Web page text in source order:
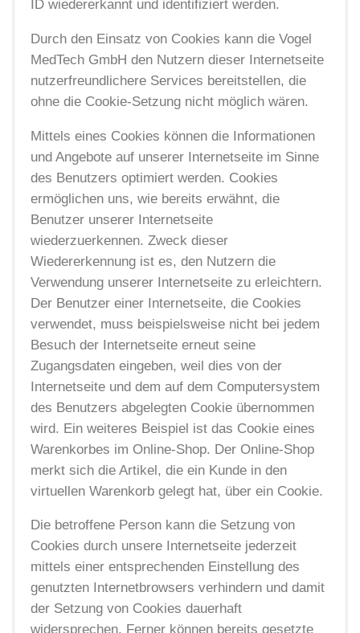
ID wiedererkannt und identifiziert werden.
Durch den Einsatz von Cookies kann die Vogel
MedTech GmbH den Nutzern dieser Internetseite
nutzerfreundlichere Services bereitstellen, die
ohne die Cookie-Setzung nicht möglich wären.
Mittels eines Cookies können die Informationen
und Angebote auf unserer Internetseite im Sinne
des Benutzers optimiert werden. Cookies
ermöglichen uns, wie bereits erwähnt, die
Benutzer unserer Internetseite
wiederzuerkennen. Zweck dieser
Wiedererkennung ist es, den Nutzern die
Verwendung unserer Internetseite zu erleichtern.
Der Benutzer einer Internetseite, die Cookies
verwendet, muss beispielsweise nicht bei jedem
Besuch der Internetseite erneut seine
Zugangsdaten eingeben, weil dies von der
Internetseite und dem auf dem Computersystem
des Benutzers abgelegten Cookie übernommen
wird. Ein weiteres Beispiel ist das Cookie eines
Warenkorbes im Online-Shop. Der Online-Shop
merkt sich die Artikel, die ein Kunde in den
virtuellen Warenkorb gelegt hat, über ein Cookie.
Die betroffene Person kann die Setzung von
Cookies durch unsere Internetseite jederzeit
mittels einer entsprechenden Einstellung des
genutzten Internetbrowsers verhindern und damit
der Setzung von Cookies dauerhaft
widersprechen. Ferner können bereits gesetzte